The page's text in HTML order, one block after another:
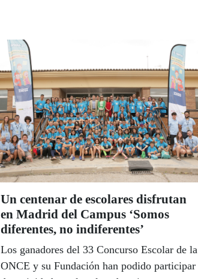
Un centenar de escolares disfrutan
en Madrid del Campus ‘Somos
diferentes, no indiferentes’
Los ganadores del 33 Concurso Escolar de la
ONCE y su Fundación han podido participar